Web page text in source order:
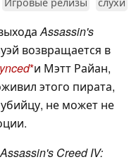
Assassin's
возвращается в
и Мэтт Райан,
этого пирата,
не может не
Creed IV: